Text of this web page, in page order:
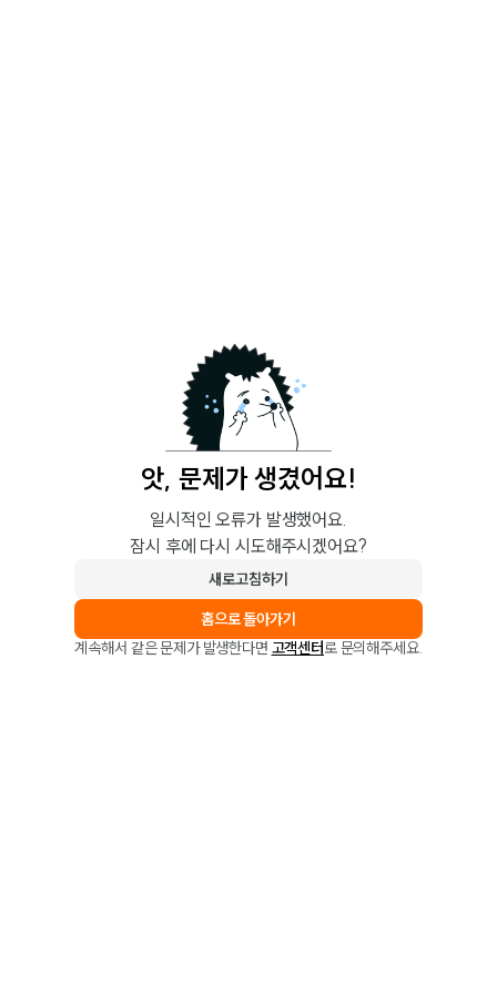
앗, 문제가 생겼어요!
일시적인 오류가 발생했어요.
잠시 후에 다시 시도해주시겠어요?
새로고침하기
홈으로 돌아가기
계속해서 같은 문제가 발생한다면 고객센터로 문의해주세요.